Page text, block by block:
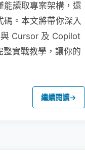
讀取專案架構，還
碼。本文將帶你深入
Cursor 及 Copilot
實戰教學，讓你的
繼續閱讀→